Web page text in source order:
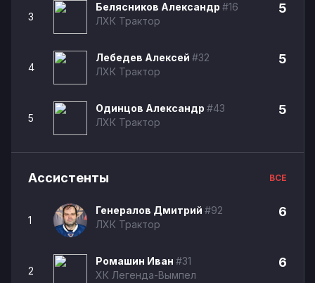
3
Белясников Александр #16
ЛХК Трактор
5
4
Лебедев Алексей #32
ЛХК Трактор
5
5
Одинцов Александр #43
ЛХК Трактор
5
Ассистенты ВСЕ
1
Генералов Дмитрий #92
ЛХК Трактор
6
2
Ромашин Иван #31
ХК Легенда-Вымпел
6